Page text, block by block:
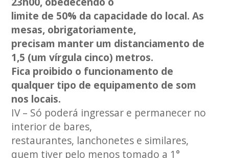
limite de 50% da capacidade do local. As
mesas, obrigatoriamente,
precisam manter um distanciamento de
1,5 (um vírgula cinco) metros.
Fica proibido o funcionamento de
qualquer tipo de equipamento de som
nos locais.
IV – Só poderá ingressar e permanecer no
interior de bares,
restaurantes, lanchonetes e similares,
quem tiver pelo menos tomado a 1°